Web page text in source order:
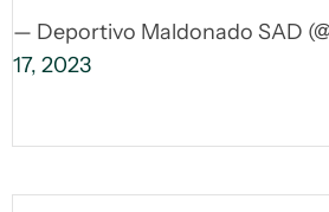
— Deportivo Maldonado SAD
17, 2023